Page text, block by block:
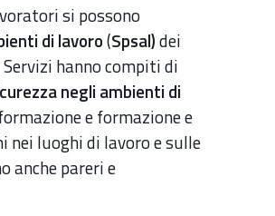
si possono
di lavoro(Spsal)dei
hanno compiti di
negli ambienti di
e formazione e
luoghi di lavoro e sulle
anche pareri e